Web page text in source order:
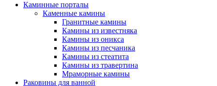
Каминные порталы
Каменные камины
Гранитные камины
Камины из известняка
Камины из оникса
Камины из песчаника
Камины из стеатита
Камины из травертина
Мраморные камины
Раковины для ванной